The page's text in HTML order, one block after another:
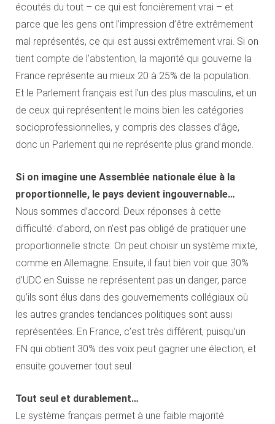
écoutés du tout – ce qui est foncièrement vrai – et
parce que les gens ont l’impression d’être extrêmement
mal représentés, ce qui est aussi extrêmement vrai. Si on
tient compte de l’abstention, la majorité qui gouverne la
France représente au mieux 20 à 25% de la population.
Et le Parlement français est l’un des plus masculins, et un
de ceux qui représentent le moins bien les catégories
socioprofessionnelles, y compris des classes d’âge,
donc un Parlement qui ne représente plus grand monde.
Si on imagine une Assemblée nationale élue à la
proportionnelle, le pays devient ingouvernable…
Nous sommes d’accord. Deux réponses à cette
difficulté: d’abord, on n’est pas obligé de pratiquer une
proportionnelle stricte. On peut choisir un système mixte,
comme en Allemagne. Ensuite, il faut bien voir que 30%
d’UDC en Suisse ne représentent pas un danger, parce
qu’ils sont élus dans des gouvernements collégiaux où
les autres grandes tendances politiques sont aussi
représentées. En France, c’est très différent, puisqu’un
FN qui obtient 30% des voix peut gagner une élection, et
ensuite gouverner tout seul.
Tout seul et durablement…
Le système français permet à une faible majorité